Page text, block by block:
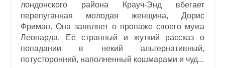
лондонского района Крауч-Энд вбегает
перепуганная молодая женщина, Дорис
Фриман. Она заявляет о пропаже своего мужа
Леонарда. Её странный и жуткий рассказ о
попадании в некий альтернативный,
потусторонний, наполненный кошмарами и чуд...